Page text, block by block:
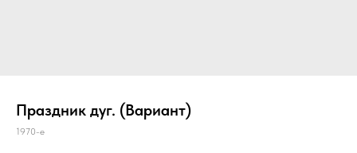
Праздник дуг. (Вариант)
1970-е